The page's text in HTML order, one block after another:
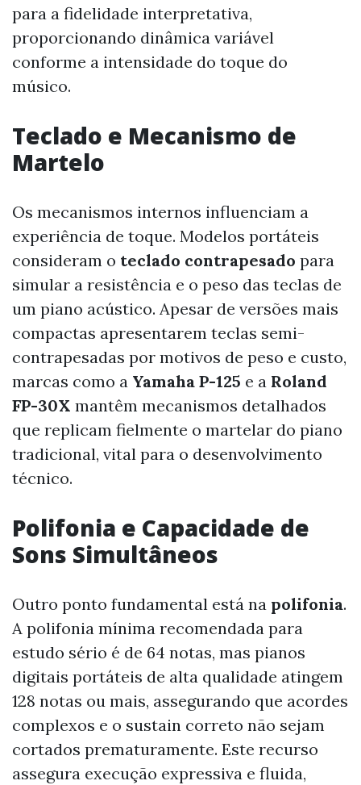
para a fidelidade interpretativa,
proporcionando dinâmica variável
conforme a intensidade do toque do
músico.
Teclado e Mecanismo de
Martelo
Os mecanismos internos influenciam a
experiência de toque. Modelos portáteis
consideram o teclado contrapesado para
simular a resistência e o peso das teclas de
um piano acústico. Apesar de versões mais
compactas apresentarem teclas semi-
contrapesadas por motivos de peso e custo,
marcas como a Yamaha P-125 e a Roland
FP-30X mantêm mecanismos detalhados
que replicam fielmente o martelar do piano
tradicional, vital para o desenvolvimento
técnico.
Polifonia e Capacidade de
Sons Simultâneos
Outro ponto fundamental está na polifonia.
A polifonia mínima recomendada para
estudo sério é de 64 notas, mas pianos
digitais portáteis de alta qualidade atingem
128 notas ou mais, assegurando que acordes
complexos e o sustain correto não sejam
cortados prematuramente. Este recurso
assegura execução expressiva e fluida,